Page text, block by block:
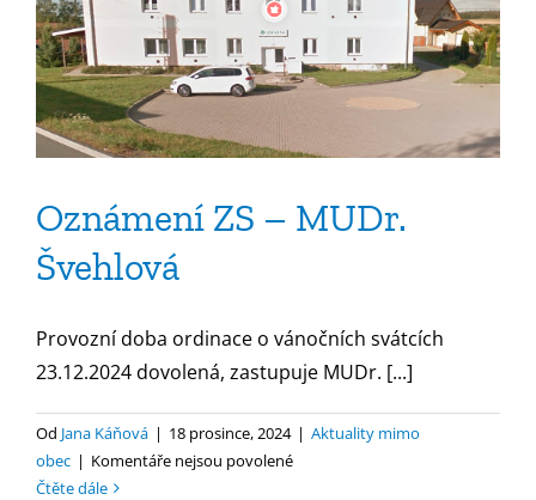
Oznámení ZS – MUDr.
Švehlová
Provozní doba ordinace o vánočních svátcích
23.12.2024 dovolená, zastupuje MUDr. [...]
Od Jana Káňová | 18 prosince, 2024 | Aktuality mimo
obec | Komentáře nejsou povolenéu
Čtěte dále